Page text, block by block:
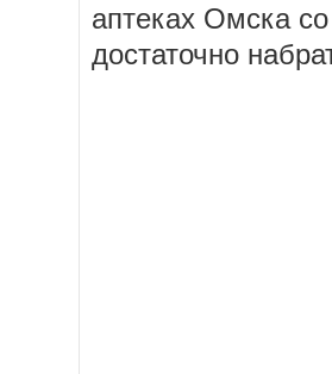
аптеках Омска
достаточно